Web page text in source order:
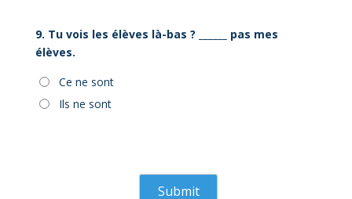
9. Tu vois les élèves là-bas ? ______ pas mes
élèves.
Ce ne sont
Ils ne sont